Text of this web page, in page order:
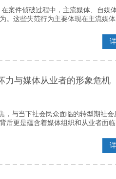
案件侦破过程中，主流媒体、自媒
这些失范行为主要体现在主流媒体
力与媒体从业者的形象危机
，与当下社会民众面临的转型期社
后更是蕴含着媒体组织和从业者面